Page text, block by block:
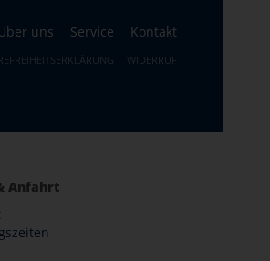
uns Service Kontakt
WIDERRUF
Anfahrt